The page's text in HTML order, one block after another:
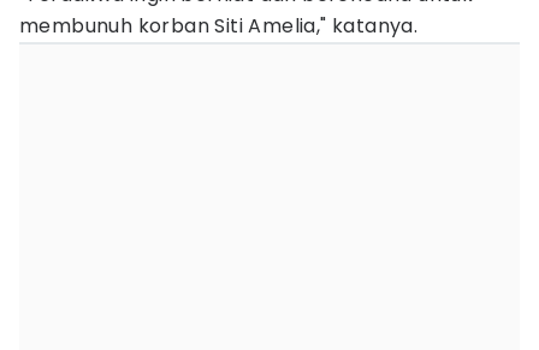
membunuh korban Siti Amelia," katanya.